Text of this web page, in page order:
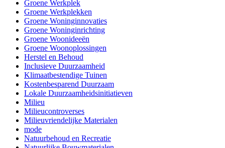
Groene Werkplek
Groene Werkplekken
Groene Woninginnovaties
Groene Woninginrichting
Groene Woonideeën
Groene Woonoplossingen
Herstel en Behoud
Inclusieve Duurzaamheid
Klimaatbestendige Tuinen
Kostenbesparend Duurzaam
Lokale Duurzaamheidsinitiatieven
Milieu
Milieucontroverses
Milieuvriendelijke Materialen
mode
Natuurbehoud en Recreatie